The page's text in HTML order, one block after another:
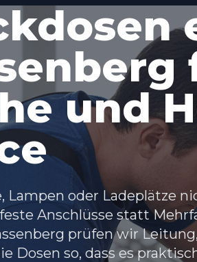
und
Lampen oder Ladeplätze
Anschlüsse statt
prüfen wir
Dosen so, dass es